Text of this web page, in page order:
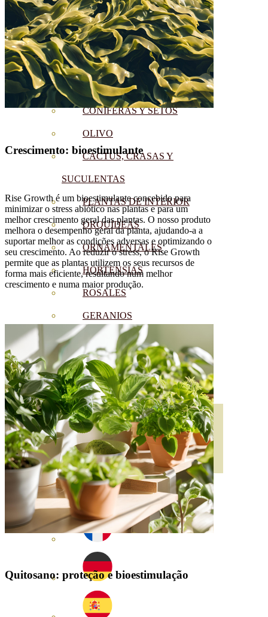
CÍTRICOS
FRUTALES
CÉSPED
BONSAI
CONÍFERAS Y SETOS
OLIVO
CACTUS, CRASAS Y
SUCULENTAS
PLANTAS DE INTERIOR
ORQUIDEAS
ORNAMENTALES
HORTENSIAS
ROSALES
GERANIOS
VIVERO
RECURSOS
BLOGUE ECO
CONTACTO
Crescimento: bioestimulante
Rise Growth é um bioestimulante concebido para
minimizar o stress abiótico nas plantas e para um
melhor crescimento geral das plantas. O nosso produto
melhora o desempenho geral da planta, ajudando-a a
suportar melhor as condições adversas e optimizando o
seu crescimento. Ao reduzir o stress, o Rise Growth
permite que as plantas utilizem os seus recursos de
forma mais eficiente, resultando num melhor
crescimento e numa maior produção.
Quitosano: proteção e bioestimulação